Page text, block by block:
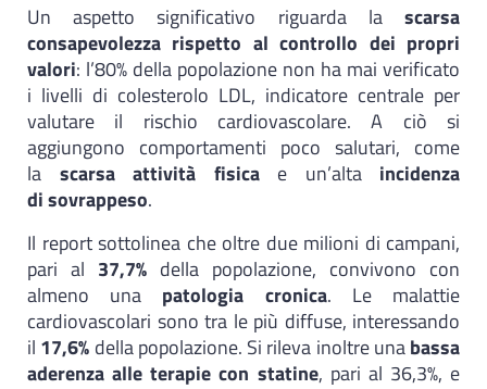
Un aspetto significativo riguarda la scarsa
consapevolezza rispetto al controllo dei propri
valori: l’80% della popolazione non ha mai verificato
i livelli di colesterolo LDL, indicatore centrale per
valutare il rischio cardiovascolare. A ciò si
aggiungono comportamenti poco salutari, come
la scarsa attività fisicae un’alta incidenza
di sovrappeso.
Il report sottolinea che oltre due milioni di campani,
pari al 37,7% della popolazione, convivono con
almeno una patologia cronica. Le malattie
cardiovascolari sono tra le più diffuse, interessando
il 17,6% della popolazione. Si rileva inoltre unabassa
aderenza alle terapie con statine, pari al 36,3%, e